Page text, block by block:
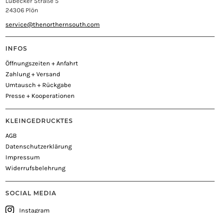
24306 Plön
service@thenorthernsouth.com
INFOS
Öffnungszeiten + Anfahrt
Zahlung + Versand
Umtausch + Rückgabe
Presse + Kooperationen
KLEINGEDRUCKTES
AGB
Datenschutzerklärung
Impressum
Widerrufsbelehrung
SOCIAL MEDIA
Instagram